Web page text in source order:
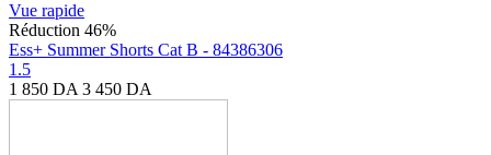
Vue rapide
Réduction 46%
Ess+ Summer Shorts Cat B - 84386306
1.5
1 850 DA 3 450 DA